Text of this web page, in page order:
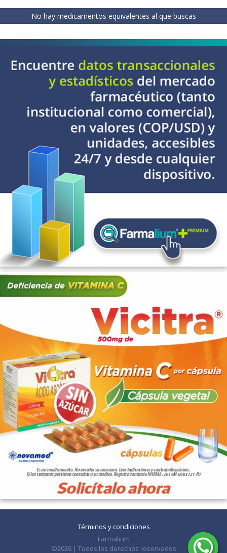
No hay medicamentos equivalentes al que buscas
Términos y condiciones
Farmalium
©2026 | Todos los derechos reservados